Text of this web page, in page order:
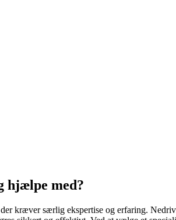
hjælpe med?
kræver særlig ekspertise og erfaring.